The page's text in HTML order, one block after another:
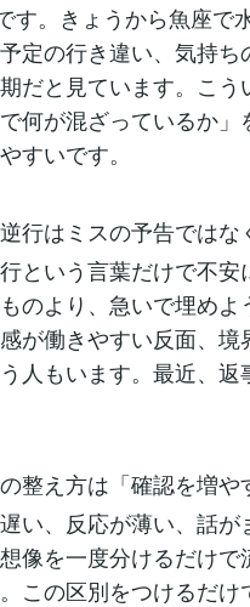
す。きょうから魚座で
定の行き違い、気持
だと見ています。こ
何が混ざっているか
すいです。
行はミスの予告ではな
という言葉だけで不
のより、急いで埋め
が働きやすい反面、
人もいます。最近、
整え方は「確認を増や
い、反応が薄い、話が
像を一度分けるだけ
この区別をつけるだ